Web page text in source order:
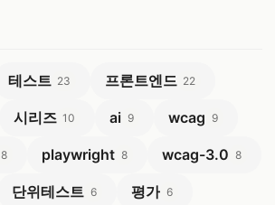
테스트 23 프론트엔드 22
시리즈 10 ai 9 wcag 9
8 playwright 8 wcag-3.0 8
단위테스트 6 평가 6